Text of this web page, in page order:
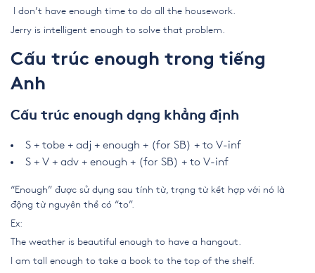
I don’t have enough time to do all the housework.
Jerry is intelligent enough to solve that problem.
Cấu trúc enough trong tiếng
Anh
Cấu trúc enough dạng khẳng định
S + tobe + adj + enough + (for SB) + to V-inf
S + V + adv + enough + (for SB) + to V-inf
“Enough” được sử dụng sau tính từ, trạng từ kết hợp với nó là
động từ nguyên thể có “to”.
Ex:
The weather is beautiful enough to have a hangout.
I am tall enough to take a book to the top of the shelf.